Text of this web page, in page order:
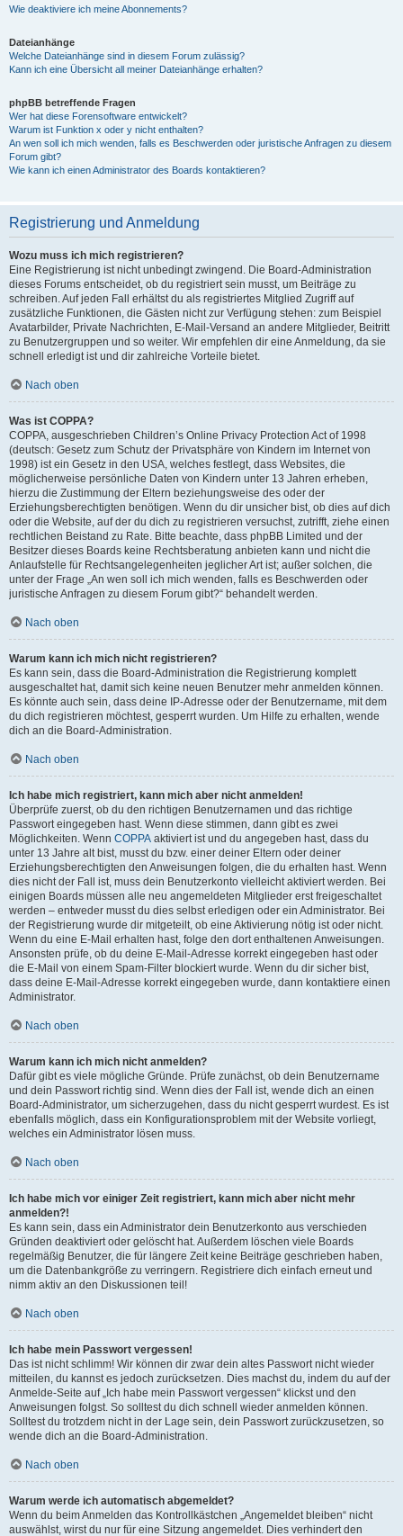
Wie deaktiviere ich meine Abonnements?
Dateianhänge
Welche Dateianhänge sind in diesem Forum zulässig?
Kann ich eine Übersicht all meiner Dateianhänge erhalten?
phpBB betreffende Fragen
Wer hat diese Forensoftware entwickelt?
Warum ist Funktion x oder y nicht enthalten?
An wen soll ich mich wenden, falls es Beschwerden oder juristische Anfragen zu diesem
Forum gibt?
Wie kann ich einen Administrator des Boards kontaktieren?
Registrierung und Anmeldung
Wozu muss ich mich registrieren?
Eine Registrierung ist nicht unbedingt zwingend. Die Board-Administration
dieses Forums entscheidet, ob du registriert sein musst, um Beiträge zu
schreiben. Auf jeden Fall erhältst du als registriertes Mitglied Zugriff auf
zusätzliche Funktionen, die Gästen nicht zur Verfügung stehen: zum Beispiel
Avatarbilder, Private Nachrichten, E-Mail-Versand an andere Mitglieder, Beitritt
zu Benutzergruppen und so weiter. Wir empfehlen dir eine Anmeldung, da sie
schnell erledigt ist und dir zahlreiche Vorteile bietet.
Nach oben
Was ist COPPA?
COPPA, ausgeschrieben Children’s Online Privacy Protection Act of 1998
(deutsch: Gesetz zum Schutz der Privatsphäre von Kindern im Internet von
1998) ist ein Gesetz in den USA, welches festlegt, dass Websites, die
möglicherweise persönliche Daten von Kindern unter 13 Jahren erheben,
hierzu die Zustimmung der Eltern beziehungsweise des oder der
Erziehungsberechtigten benötigen. Wenn du dir unsicher bist, ob dies auf dich
oder die Website, auf der du dich zu registrieren versuchst, zutrifft, ziehe einen
rechtlichen Beistand zu Rate. Bitte beachte, dass phpBB Limited und der
Besitzer dieses Boards keine Rechtsberatung anbieten kann und nicht die
Anlaufstelle für Rechtsangelegenheiten jeglicher Art ist; außer solchen, die
unter der Frage „An wen soll ich mich wenden, falls es Beschwerden oder
juristische Anfragen zu diesem Forum gibt?“ behandelt werden.
Nach oben
Warum kann ich mich nicht registrieren?
Es kann sein, dass die Board-Administration die Registrierung komplett
ausgeschaltet hat, damit sich keine neuen Benutzer mehr anmelden können.
Es könnte auch sein, dass deine IP-Adresse oder der Benutzername, mit dem
du dich registrieren möchtest, gesperrt wurden. Um Hilfe zu erhalten, wende
dich an die Board-Administration.
Nach oben
Ich habe mich registriert, kann mich aber nicht anmelden!
Überprüfe zuerst, ob du den richtigen Benutzernamen und das richtige
Passwort eingegeben hast. Wenn diese stimmen, dann gibt es zwei
Möglichkeiten. Wenn COPPA aktiviert ist und du angegeben hast, dass du
unter 13 Jahre alt bist, musst du bzw. einer deiner Eltern oder deiner
Erziehungsberechtigten den Anweisungen folgen, die du erhalten hast. Wenn
dies nicht der Fall ist, muss dein Benutzerkonto vielleicht aktiviert werden. Bei
einigen Boards müssen alle neu angemeldeten Mitglieder erst freigeschaltet
werden – entweder musst du dies selbst erledigen oder ein Administrator. Bei
der Registrierung wurde dir mitgeteilt, ob eine Aktivierung nötig ist oder nicht.
Wenn du eine E-Mail erhalten hast, folge den dort enthaltenen Anweisungen.
Ansonsten prüfe, ob du deine E-Mail-Adresse korrekt eingegeben hast oder
die E-Mail von einem Spam-Filter blockiert wurde. Wenn du dir sicher bist,
dass deine E-Mail-Adresse korrekt eingegeben wurde, dann kontaktiere einen
Administrator.
Nach oben
Warum kann ich mich nicht anmelden?
Dafür gibt es viele mögliche Gründe. Prüfe zunächst, ob dein Benutzername
und dein Passwort richtig sind. Wenn dies der Fall ist, wende dich an einen
Board-Administrator, um sicherzugehen, dass du nicht gesperrt wurdest. Es ist
ebenfalls möglich, dass ein Konfigurationsproblem mit der Website vorliegt,
welches ein Administrator lösen muss.
Nach oben
Ich habe mich vor einiger Zeit registriert, kann mich aber nicht mehr
anmelden?!
Es kann sein, dass ein Administrator dein Benutzerkonto aus verschieden
Gründen deaktiviert oder gelöscht hat. Außerdem löschen viele Boards
regelmäßig Benutzer, die für längere Zeit keine Beiträge geschrieben haben,
um die Datenbankgröße zu verringern. Registriere dich einfach erneut und
nimm aktiv an den Diskussionen teil!
Nach oben
Ich habe mein Passwort vergessen!
Das ist nicht schlimm! Wir können dir zwar dein altes Passwort nicht wieder
mitteilen, du kannst es jedoch zurücksetzen. Dies machst du, indem du auf der
Anmelde-Seite auf „Ich habe mein Passwort vergessen“ klickst und den
Anweisungen folgst. So solltest du dich schnell wieder anmelden können.
Solltest du trotzdem nicht in der Lage sein, dein Passwort zurückzusetzen, so
wende dich an die Board-Administration.
Nach oben
Warum werde ich automatisch abgemeldet?
Wenn du beim Anmelden das Kontrollkästchen „Angemeldet bleiben“ nicht
auswählst, wirst du nur für eine Sitzung angemeldet. Dies verhindert den